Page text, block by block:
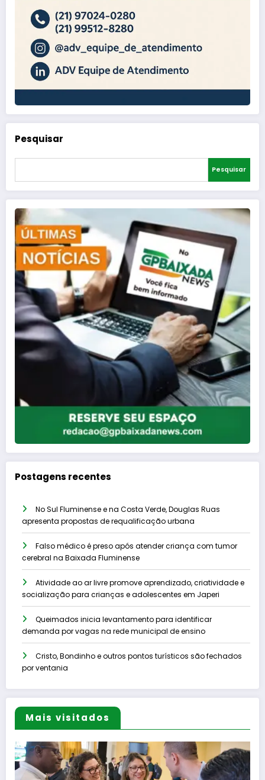
Pesquisar
Pesquisar
Postagens recentes
No Sul Fluminense e na Costa Verde, Douglas Ruas
apresenta propostas de requalificação urbana
Falso médico é preso após atender criança com tumor
cerebral na Baixada Fluminense
Atividade ao ar livre promove aprendizado, criatividade e
socialização para crianças e adolescentes em Japeri
Queimados inicia levantamento para identificar
demanda por vagas na rede municipal de ensino
Cristo, Bondinho e outros pontos turísticos são fechados
por ventania
Mais visitados